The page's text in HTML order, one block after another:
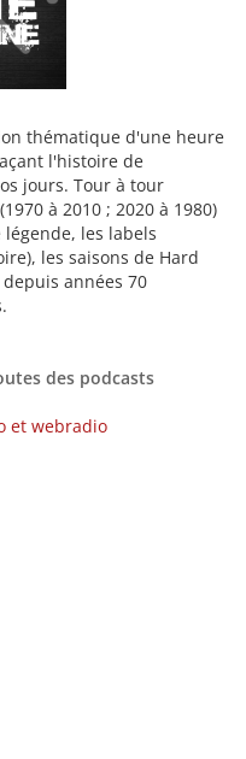
thématique d'une heure
l'histoire de
jours. Tour à tour
à 2010 ; 2020 à 1980)
les labels
les saisons de Hard
années 70
des podcasts
et webradio